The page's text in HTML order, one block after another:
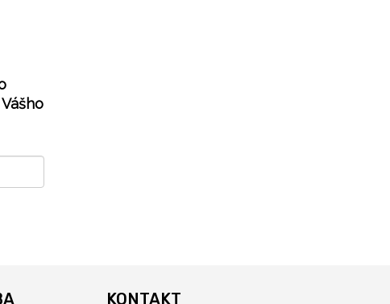
KONTAKT